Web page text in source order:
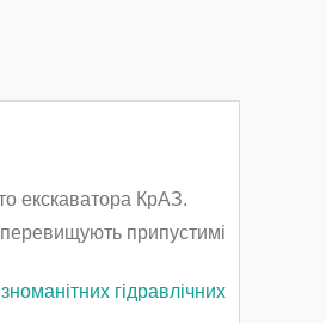
екскаватора КрАЗ.
перевищують припустимі
гідравлічних